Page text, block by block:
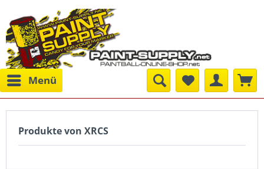
Menü
Produkte von XRCS